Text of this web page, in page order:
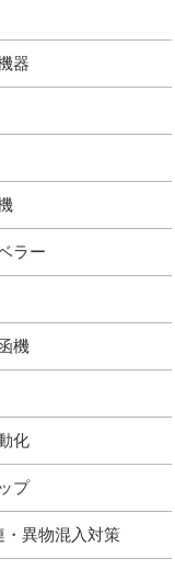
器
ラー
機
化
プ
・異物混入対策